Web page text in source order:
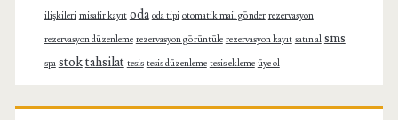
ilişkileri misafir kayıt oda oda tipi otomatik mail gönder rezervasyon
rezervasyon düzenleme rezervasyon görüntüle rezervasyon kayıt satın al sms
spa stoktahsilat tesis tesis düzenleme tesis ekleme üye ol